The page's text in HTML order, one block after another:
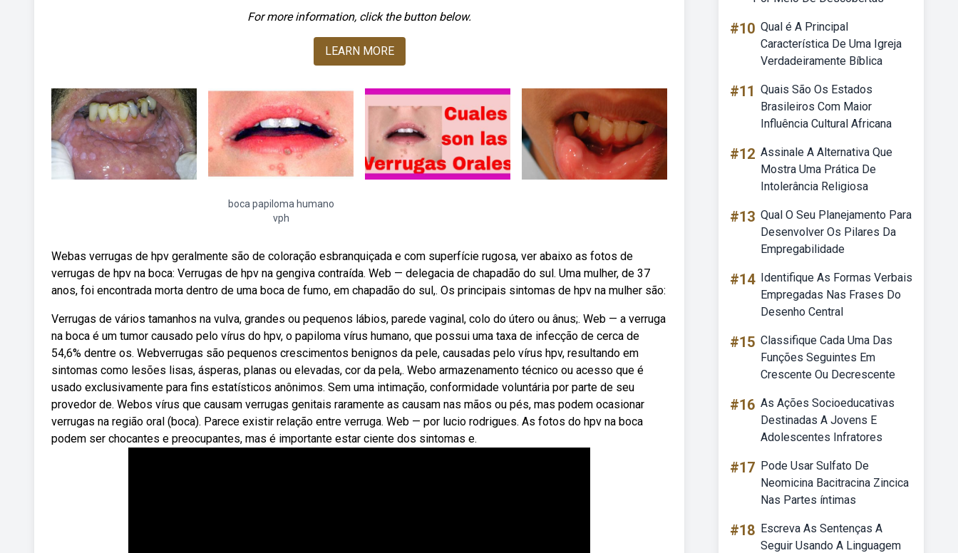
For more information, click the button below.
LEARN MORE
boca papiloma humano
vph
Webas verrugas de hpv geralmente são de coloração esbranquiçada e com superfície rugosa, ver abaixo as fotos de
verrugas de hpv na boca: Verrugas de hpv na gengiva contraída. Web — delegacia de chapadão do sul. Uma mulher, de 37
anos, foi encontrada morta dentro de uma boca de fumo, em chapadão do sul,. Os principais sintomas de hpv na mulher são:
Verrugas de vários tamanhos na vulva, grandes ou pequenos lábios, parede vaginal, colo do útero ou ânus;. Web — a verruga
na boca é um tumor causado pelo vírus do hpv, o papiloma vírus humano, que possui uma taxa de infecção de cerca de
54,6% dentre os. Webverrugas são pequenos crescimentos benignos da pele, causadas pelo vírus hpv, resultando em
sintomas como lesões lisas, ásperas, planas ou elevadas, cor da pela,. Webo armazenamento técnico ou acesso que é
usado exclusivamente para fins estatísticos anônimos. Sem uma intimação, conformidade voluntária por parte de seu
provedor de. Webos vírus que causam verrugas genitais raramente as causam nas mãos ou pés, mas podem ocasionar
verrugas na região oral (boca). Parece existir relação entre verruga. Web — por lucio rodrigues. As fotos do hpv na boca
podem ser chocantes e preocupantes, mas é importante estar ciente dos sintomas e.
#10 Qual é A Principal
Característica De Uma Igreja
Verdadeiramente Bíblica
#11 Quais São Os Estados
Brasileiros Com Maior
Influência Cultural Africana
#12 Assinale A Alternativa Que
Mostra Uma Prática De
Intolerância Religiosa
#13 Qual O Seu Planejamento Para
Desenvolver Os Pilares Da
Empregabilidade
#14 Identifique As Formas Verbais
Empregadas Nas Frases Do
Desenho Central
#15 Classifique Cada Uma Das
Funções Seguintes Em
Crescente Ou Decrescente
#16 As Ações Socioeducativas
Destinadas A Jovens E
Adolescentes Infratores
#17 Pode Usar Sulfato De
Neomicina Bacitracina Zincica
Nas Partes íntimas
#18 Escreva As Sentenças A
Seguir Usando A Linguagem